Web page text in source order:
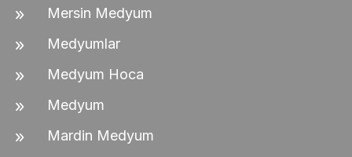
Mersin Medyum
Medyumlar
Medyum Hoca
Medyum
Mardin Medyum